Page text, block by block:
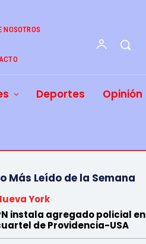
NOSOTROS
Deportes Opinión
Más Leído de la Semana
York
instala agregado policial en
de Providencia-USA